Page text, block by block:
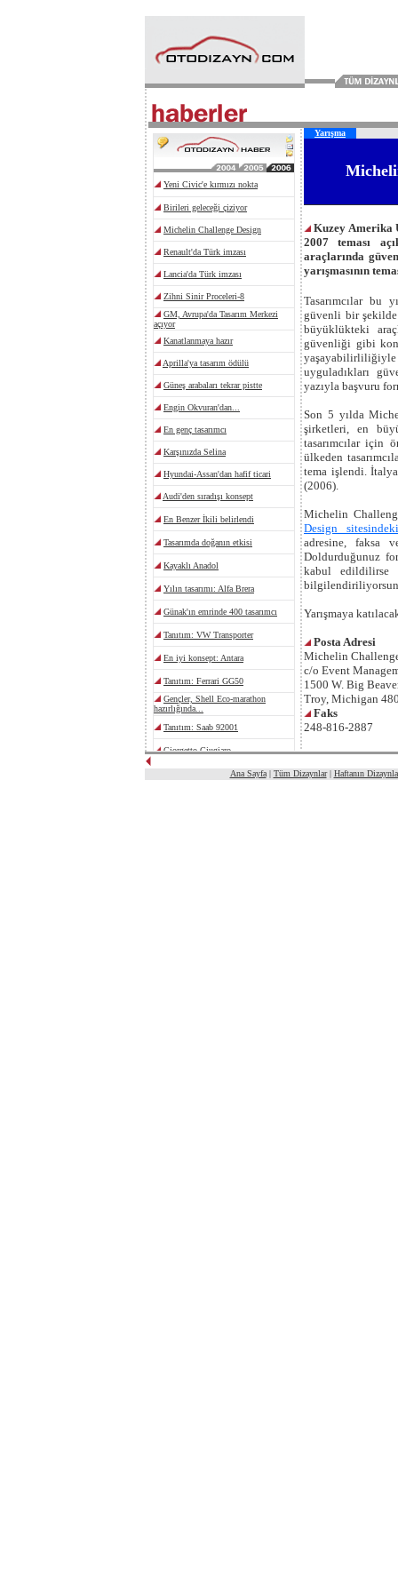
Yarışma
Kuzey Amerika
2007 teması
araçlarında
yarışmasının
Tasarımcılar bu
güvenli bir şekilde
büyüklükteki
güvenliği gibi
yaşayabilirliliğiyle
uyguladıkları
yazıyla başvuru
Son 5 yılda
şirketleri, en
tasarımcılar için
ülkeden
tema işlendi.
(2006).
Michelin
Design
adresine, faksa
Doldurduğunuz
kabul edildilirse
Yarışmaya
Posta Adresi
Michelin
c/o Event
1500 W. Big
Troy, Michigan
Faks
248-816-2887
Ana Sayfa| Tüm Dizaynlar| Haftanın